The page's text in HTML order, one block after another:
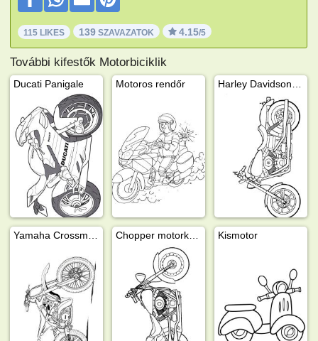
115 LIKES 139 SZAVAZATOK 4.15/5
További kifestők Motorbiciklik
Ducati Panigale Motoros rendőr
Kismotor